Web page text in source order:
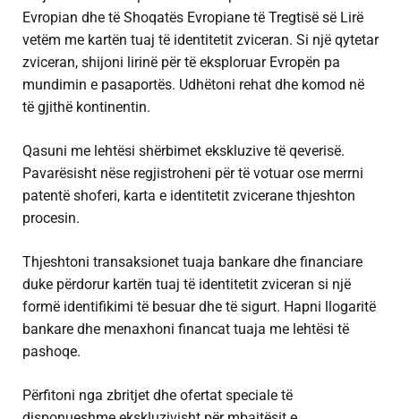
Evropian dhe të Shoqatës Evropiane të Tregtisë së Lirë
vetëm me kartën tuaj të identitetit zviceran. Si një qytetar
zviceran, shijoni lirinë për të eksploruar Evropën pa
mundimin e pasaportës. Udhëtoni rehat dhe komod në
të gjithë kontinentin.
Qasuni me lehtësi shërbimet ekskluzive të qeverisë.
Pavarësisht nëse regjistroheni për të votuar ose merrni
patentë shoferi, karta e identitetit zvicerane thjeshton
procesin.
Thjeshtoni transaksionet tuaja bankare dhe financiare
duke përdorur kartën tuaj të identitetit zviceran si një
formë identifikimi të besuar dhe të sigurt. Hapni llogaritë
bankare dhe menaxhoni financat tuaja me lehtësi të
pashoqe.
Përfitoni nga zbritjet dhe ofertat speciale të